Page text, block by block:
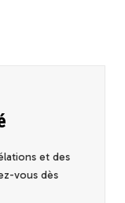
et des
vous dès